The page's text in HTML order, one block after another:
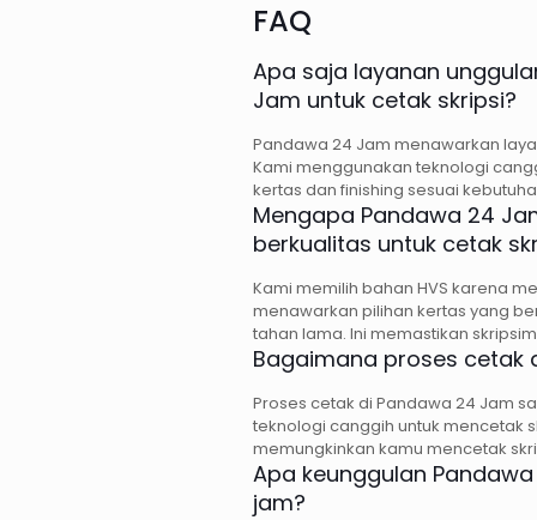
FAQ
Apa saja layanan
Jam untuk cetak skripsi?
Pandawa 24 Jam menawarkan
Kami menggunakan teknologi
kertas dan finishing sesuai
Mengapa Pandawa 24
berkualitas untuk cetak
Kami memilih bahan HVS karena
menawarkan pilihan kertas yang
tahan lama. Ini memastikan
Bagaimana proses cetak
Proses cetak di Pandawa 24 Jam
teknologi canggih untuk mencetak
memungkinkan kamu mencetak
Apa keunggulan
jam?